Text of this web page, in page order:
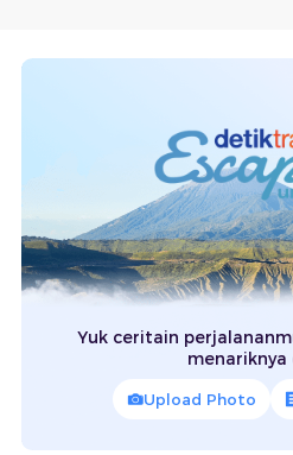
Yuk ceritain
menariknya
Upload Photo